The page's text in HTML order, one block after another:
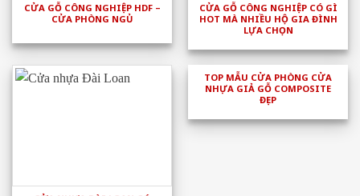
CỬA GỖ CÔNG NGHIỆP HDF –
CỬA PHÒNG NGỦ
CỬA GỖ CÔNG NGHIỆP CÓ GÌ
HOT MÀ NHIỀU HỘ GIA ĐÌNH
LỰA CHỌN
TOP MẪU CỬA PHÒNG CỬA
NHỰA GIẢ GỖ COMPOSITE
ĐẸP